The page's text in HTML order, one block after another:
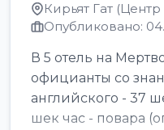
Кирьят Гат
Опубликовано:
В 5 отель на
официанты со
английского - 37
шек час - повара